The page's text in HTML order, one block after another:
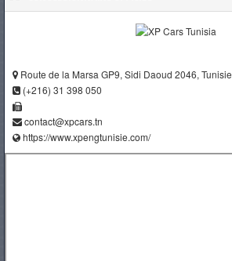
Route de la Marsa GP9, Sidi Daoud 2046, Tunisie
(+216) 31 398 050
contact@xpcars.tn
https://www.xpengtunisie.com/